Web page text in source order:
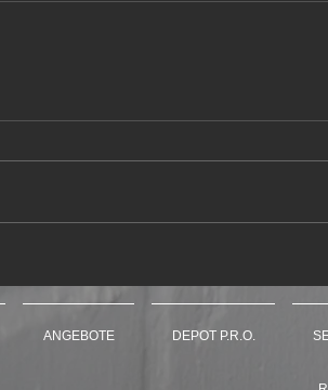
ANGEBOTE DEPOT P.R.O.